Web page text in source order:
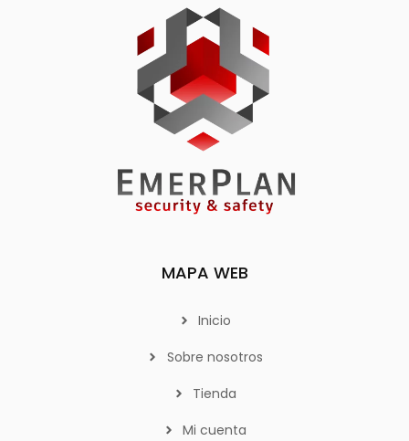
MAPA WEB
Inicio
Sobre nosotros
Tienda
Mi cuenta